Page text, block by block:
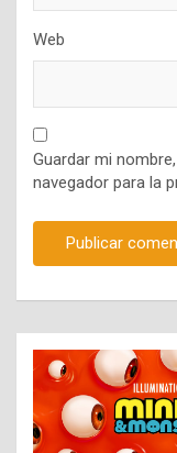
Web
Guardar mi
navegador para la